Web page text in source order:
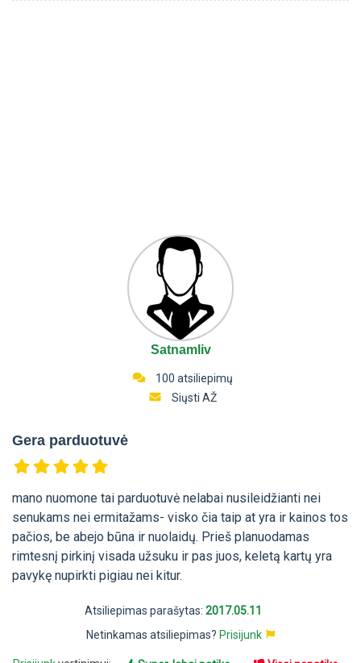
Satnamliv
100 atsiliepimų
Siųsti AŽ
Gera parduotuvė
mano nuomone tai parduotuvė nelabai nusileidžianti nei
senukams nei ermitažams- visko čia taip at yra ir kainos tos
pačios, be abejo būna ir nuolaidų. Prieš planuodamas
rimtesnį pirkinį visada užsuku ir pas juos, keletą kartų yra
pavykę nupirkti pigiau nei kitur.
Atsiliepimas parašytas: 2017.05.11
Netinkamas atsiliepimas? Prisijunk